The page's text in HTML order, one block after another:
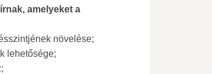
amelyeket a
növelése;
lehetősége;